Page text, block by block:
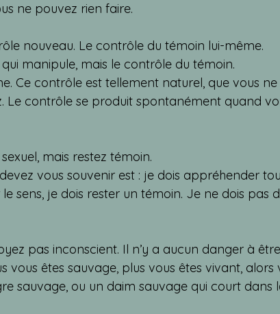
ne pouvez rien faire.
nouveau. Le contrôle du témoin lui-même.
manipule, mais le contrôle du témoin.
Ce contrôle est tellement naturel, que vous
Le contrôle se produit spontanément quand
mais restez témoin.
vous souvenir est : je dois appréhender
le sens, je dois rester un témoin. Je ne dois pas
pas inconscient. Il n’y a aucun danger à
vous êtes sauvage, plus vous êtes vivant, alors
sauvage, ou un daim sauvage qui court dans